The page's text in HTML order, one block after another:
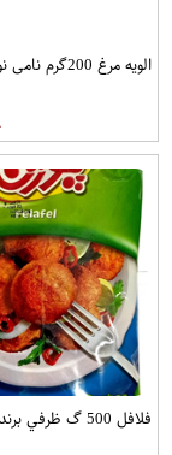
الویه مرغ 200گرم نامی نو
فلافل 500 گ ظرفي برند پوژن